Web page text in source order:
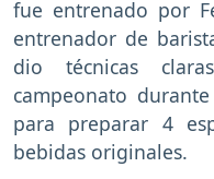
fue entrenado por
entrenador de
dio técnicas
campeonato
para preparar 4
bebidas originales.